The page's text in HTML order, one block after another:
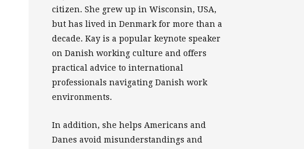
citizen. She grew up in Wisconsin, USA,
but has lived in Denmark for more than a
decade. Kay is a popular keynote speaker
on Danish working culture and offers
practical advice to international
professionals navigating Danish work
environments.
In addition, she helps Americans and
Danes avoid misunderstandings and